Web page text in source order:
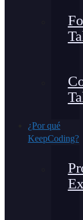
¿Por qué
KeepCoding?